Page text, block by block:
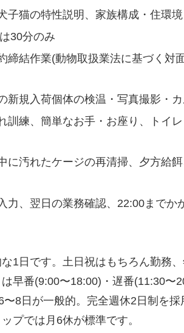
子猫の特性説明、家族構成・住環
30分のみ
締結作業(動物取扱業法に基づく対
新規入荷個体の検温・写真撮影・
訓練、簡単なお手・お座り、トイ
に汚れたケージの再清掃、夕方給餌
力、翌日の業務確認、22:00までか
1日です。土日祝はもちろん勤務
早番(9:00〜18:00)・遅番(11:30〜
8日が一般的。完全週休2日制を採
プでは月6休が標準です。